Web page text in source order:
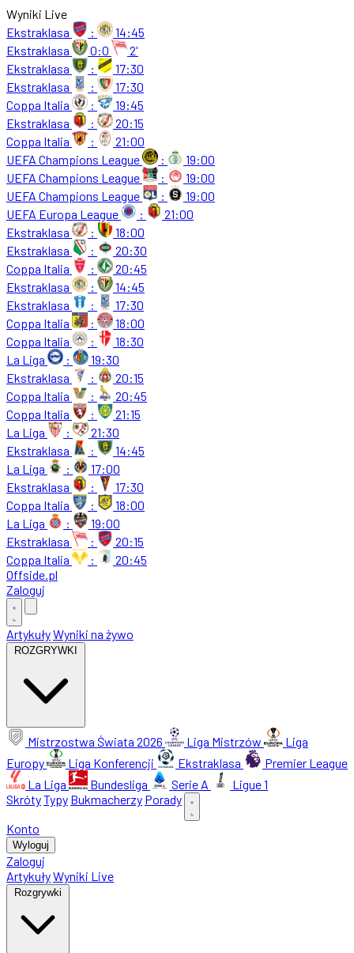
Wyniki Live
Ekstraklasa
:
14:45
Ekstraklasa
0:0
2'
Ekstraklasa
:
17:30
Ekstraklasa
:
17:30
Coppa Italia
:
19:45
Ekstraklasa
:
20:15
Coppa Italia
:
21:00
UEFA Champions League
:
19:00
UEFA Champions League
:
19:00
UEFA Champions League
:
19:00
UEFA Europa League
:
21:00
Ekstraklasa
:
18:00
Ekstraklasa
:
20:30
Coppa Italia
:
20:45
Ekstraklasa
:
14:45
Ekstraklasa
:
17:30
Coppa Italia
:
18:00
Coppa Italia
:
18:30
La Liga
:
19:30
Ekstraklasa
:
20:15
Coppa Italia
:
20:45
Coppa Italia
:
21:15
La Liga
:
21:30
Ekstraklasa
:
14:45
La Liga
:
17:00
Ekstraklasa
:
17:30
Coppa Italia
:
18:00
La Liga
:
19:00
Ekstraklasa
:
20:15
Coppa Italia
:
20:45
Offside.pl
Zaloguj
ArtykułyWyniki na żywo
ROZGRYWKI
Mistrzostwa Świata 2026 Liga Mistrzów
Liga
Europy
Liga Konferencji Ekstraklasa
Premier League
La Liga
Bundesliga Serie A
Ligue 1
SkrótyTypy Bukmacherzy Porady
Konto
Wyloguj
Zaloguj
ArtykułyWyniki Live
Rozgrywki